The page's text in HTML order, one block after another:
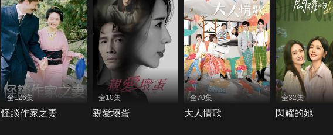
全126集
怪談作家之妻
全10集
親愛壞蛋
全70集
大人情歌
全32集
閃耀的她